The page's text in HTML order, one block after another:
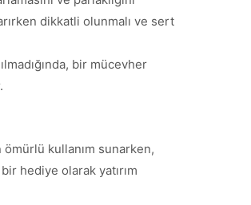
dikkatli olunmalı ve sert
bir mücevher
ömürlü kullanım sunarken,
hediye olarak yatırım